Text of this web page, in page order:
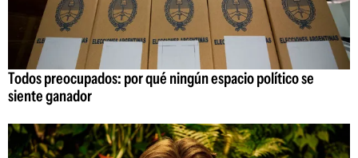
Todos preocupados: por qué ningún espacio político se
siente ganador